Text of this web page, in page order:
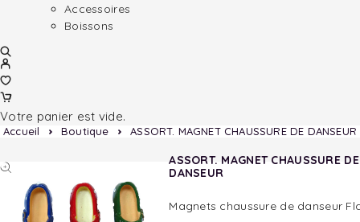
Accessoires
Boissons
Votre panier est vide.
Accueil Boutique ASSORT. MAGNET CHAUSSURE DE DANSEUR
ASSORT. MAGNET CHAUSSURE DE
DANSEUR
Magnets chaussure de danseur